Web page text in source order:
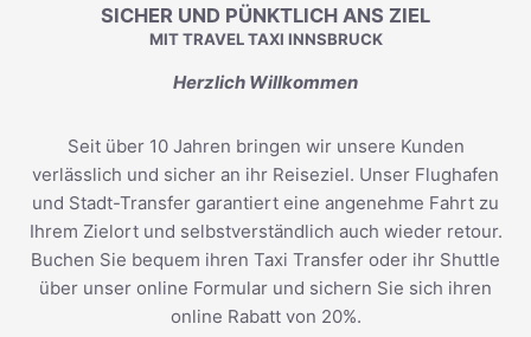
SICHER UND PÜNKTLICH ANS ZIEL
MIT TRAVEL TAXI INNSBRUCK
Herzlich Willkommen
Seit über 10 Jahren bringen wir unsere Kunden
verlässlich und sicher an ihr Reiseziel. Unser Flughafen
und Stadt-Transfer garantiert eine angenehme Fahrt zu
Ihrem Zielort und selbstverständlich auch wieder retour.
Buchen Sie bequem ihren Taxi Transfer oder ihr Shuttle
über unser online Formular und sichern Sie sich ihren
online Rabatt von 20%.